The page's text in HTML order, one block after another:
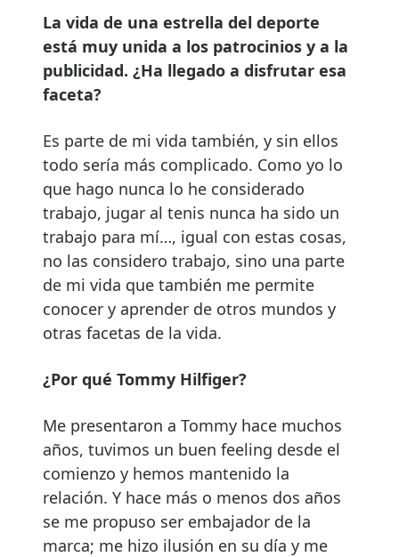
La vida de una estrella del deporte
está muy unida a los patrocinios y a la
publicidad. ¿Ha llegado a disfrutar esa
faceta?
Es parte de mi vida también, y sin ellos
todo sería más complicado. Como yo lo
que hago nunca lo he considerado
trabajo, jugar al tenis nunca ha sido un
trabajo para mí…, igual con estas cosas,
no las considero trabajo, sino una parte
de mi vida que también me permite
conocer y aprender de otros mundos y
otras facetas de la vida.
¿Por qué Tommy Hilfiger?
Me presentaron a Tommy hace muchos
años, tuvimos un buen feeling desde el
comienzo y hemos mantenido la
relación. Y hace más o menos dos años
se me propuso ser embajador de la
marca; me hizo ilusión en su día y me